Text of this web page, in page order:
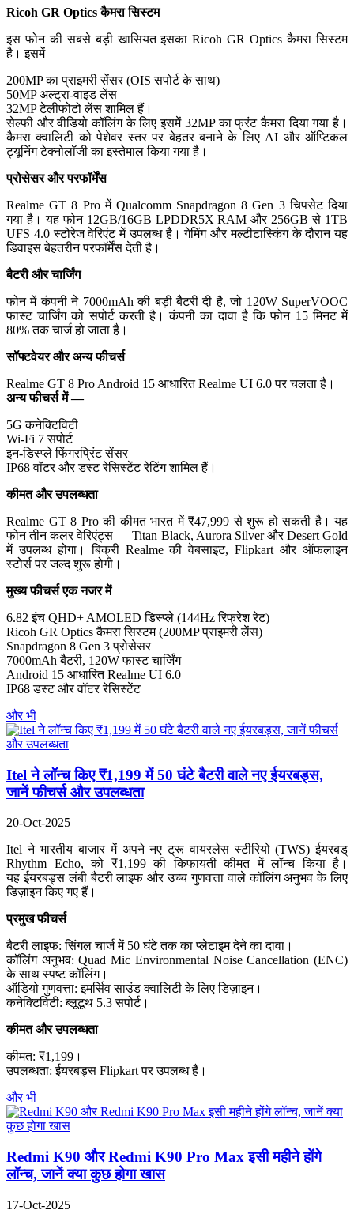
Ricoh GR Optics कैमरा सिस्टम
इस फोन की सबसे बड़ी खासियत इसका Ricoh GR Optics कैमरा सिस्टम
है। इसमें
200MP का प्राइमरी सेंसर (OIS सपोर्ट के साथ)
50MP अल्ट्रा-वाइड लेंस
32MP टेलीफोटो लेंस शामिल हैं।
सेल्फी और वीडियो कॉलिंग के लिए इसमें 32MP का फ्रंट कैमरा दिया गया है।
कैमरा क्वालिटी को पेशेवर स्तर पर बेहतर बनाने के लिए AI और ऑप्टिकल
ट्यूनिंग टेक्नोलॉजी का इस्तेमाल किया गया है।
प्रोसेसर और परफॉर्मेंस
Realme GT 8 Pro में Qualcomm Snapdragon 8 Gen 3 चिपसेट दिया
गया है। यह फोन 12GB/16GB LPDDR5X RAM और 256GB से 1TB
UFS 4.0 स्टोरेज वेरिएंट में उपलब्ध है। गेमिंग और मल्टीटास्किंग के दौरान यह
डिवाइस बेहतरीन परफॉर्मेंस देती है।
बैटरी और चार्जिंग
फोन में कंपनी ने 7000mAh की बड़ी बैटरी दी है, जो 120W SuperVOOC
फास्ट चार्जिंग को सपोर्ट करती है। कंपनी का दावा है कि फोन 15 मिनट में
80% तक चार्ज हो जाता है।
सॉफ्टवेयर और अन्य फीचर्स
Realme GT 8 Pro Android 15 आधारित Realme UI 6.0 पर चलता है।
अन्य फीचर्स में —
5G कनेक्टिविटी
Wi-Fi 7 सपोर्ट
इन-डिस्प्ले फिंगरप्रिंट सेंसर
IP68 वॉटर और डस्ट रेसिस्टेंट रेटिंग शामिल हैं।
कीमत और उपलब्धता
Realme GT 8 Pro की कीमत भारत में ₹47,999 से शुरू हो सकती है। यह
फोन तीन कलर वेरिएंट्स — Titan Black, Aurora Silver और Desert Gold
में उपलब्ध होगा। बिक्री Realme की वेबसाइट, Flipkart और ऑफलाइन
स्टोर्स पर जल्द शुरू होगी।
मुख्य फीचर्स एक नजर में
6.82 इंच QHD+ AMOLED डिस्प्ले (144Hz रिफ्रेश रेट)
Ricoh GR Optics कैमरा सिस्टम (200MP प्राइमरी लेंस)
Snapdragon 8 Gen 3 प्रोसेसर
7000mAh बैटरी, 120W फास्ट चार्जिंग
Android 15 आधारित Realme UI 6.0
IP68 डस्ट और वॉटर रेसिस्टेंट
और भी
Itel ने लॉन्च किए ₹1,199 में 50 घंटे बैटरी वाले नए ईयरबड्स,
जानें फीचर्स और उपलब्धता
20-Oct-2025
Itel ने भारतीय बाजार में अपने नए ट्रू वायरलेस स्टीरियो (TWS) ईयरबड्
Rhythm Echo, को ₹1,199 की किफायती कीमत में लॉन्च किया है।
यह ईयरबड्स लंबी बैटरी लाइफ और उच्च गुणवत्ता वाले कॉलिंग अनुभव के लिए
डिज़ाइन किए गए हैं।
प्रमुख फीचर्स
बैटरी लाइफ: सिंगल चार्ज में 50 घंटे तक का प्लेटाइम देने का दावा।
कॉलिंग अनुभव: Quad Mic Environmental Noise Cancellation (ENC)
के साथ स्पष्ट कॉलिंग।
ऑडियो गुणवत्ता: इमर्सिव साउंड क्वालिटी के लिए डिज़ाइन।
कनेक्टिविटी: ब्लूटूथ 5.3 सपोर्ट।
कीमत और उपलब्धता
कीमत: ₹1,199।
उपलब्धता: ईयरबड्स Flipkart पर उपलब्ध हैं।
और भी
Redmi K90 और Redmi K90 Pro Max इसी महीने होंगे
लॉन्च, जानें क्या कुछ होगा खास
17-Oct-2025